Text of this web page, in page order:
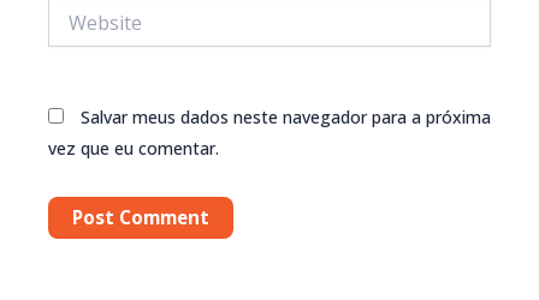
Salvar meus dados neste navegador para a próxima
vez que eu comentar.